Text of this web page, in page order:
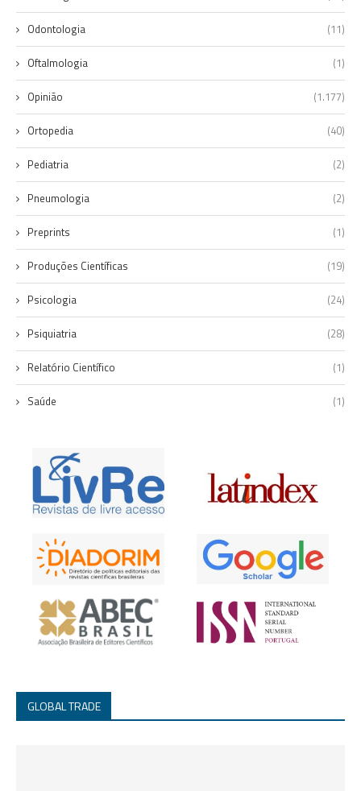
Odontologia (11)
Oftalmologia (1)
Opinião (1.177)
Ortopedia (40)
Pediatria (2)
Pneumologia (2)
Preprints (1)
Produções Científicas (19)
Psicologia (24)
Psiquiatria (28)
Relatório Científico (1)
Saúde (1)
GLOBAL TRADE